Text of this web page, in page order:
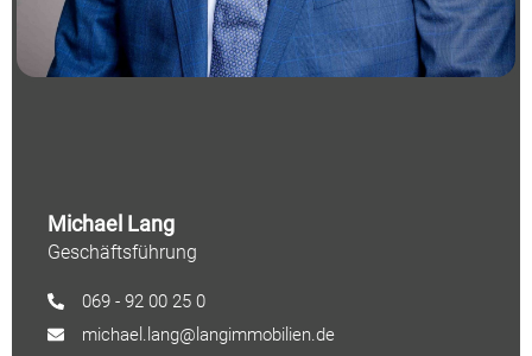
Michael Lang
Geschäftsführung
069 - 92 00 25 0
michael.lang@langimmobilien.de